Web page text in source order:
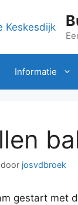
Informatie
door josvdbroek
gestart met